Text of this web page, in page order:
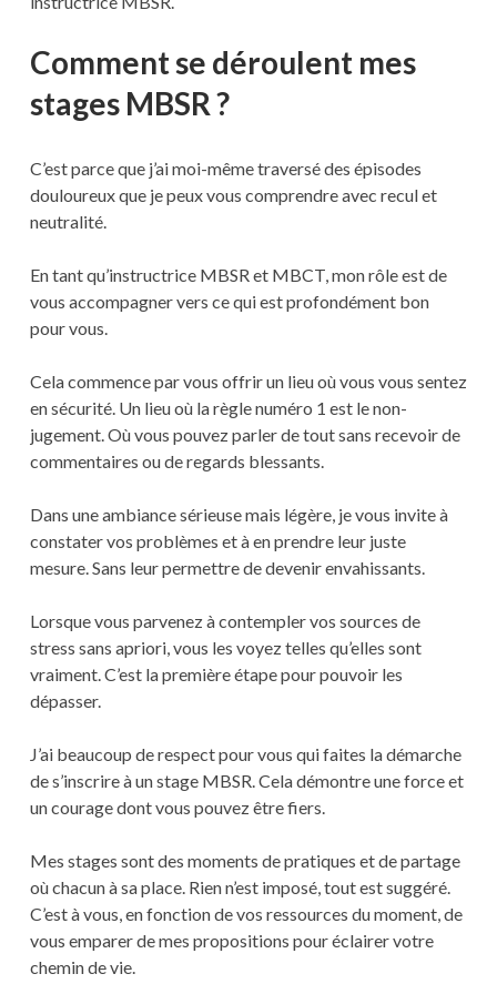
Comment se déroulent mes
stages MBSR ?
C’est parce que j’ai moi-même traversé des épisodes
douloureux que je peux vous comprendre avec recul et
neutralité.
En tant qu’instructrice MBSR et MBCT, mon rôle est de
vous accompagner vers ce qui est profondément bon
pour vous.
Cela commence par vous offrir un lieu où vous vous sentez
en sécurité. Un lieu où la règle numéro 1 est le non-
jugement. Où vous pouvez parler de tout sans recevoir de
commentaires ou de regards blessants.
Dans une ambiance sérieuse mais légère, je vous invite à
constater vos problèmes et à en prendre leur juste
mesure. Sans leur permettre de devenir envahissants.
Lorsque vous parvenez à contempler vos sources de
stress sans apriori, vous les voyez telles qu’elles sont
vraiment. C’est la première étape pour pouvoir les
dépasser.
J’ai beaucoup de respect pour vous qui faites la démarche
de s’inscrire à un stage MBSR. Cela démontre une force et
un courage dont vous pouvez être fiers.
Mes stages sont des moments de pratiques et de partage
où chacun à sa place. Rien n’est imposé, tout est suggéré.
C’est à vous, en fonction de vos ressources du moment, de
vous emparer de mes propositions pour éclairer votre
chemin de vie.